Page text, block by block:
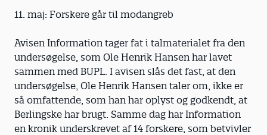
11. maj: Forskere går til modangreb
Avisen Information tager fat i talmaterialet fra den
undersøgelse, som Ole Henrik Hansen har lavet
sammen med BUPL. I avisen slås det fast, at den
undersøgelse, Ole Henrik Hansen taler om, ikke er
så omfattende, som han har oplyst og godkendt, at
Berlingske har brugt. Samme dag har Information
en kronik underskrevet af 14 forskere, som betvivler